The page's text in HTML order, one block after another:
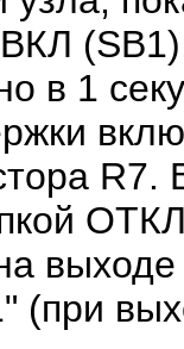
в 1
(при